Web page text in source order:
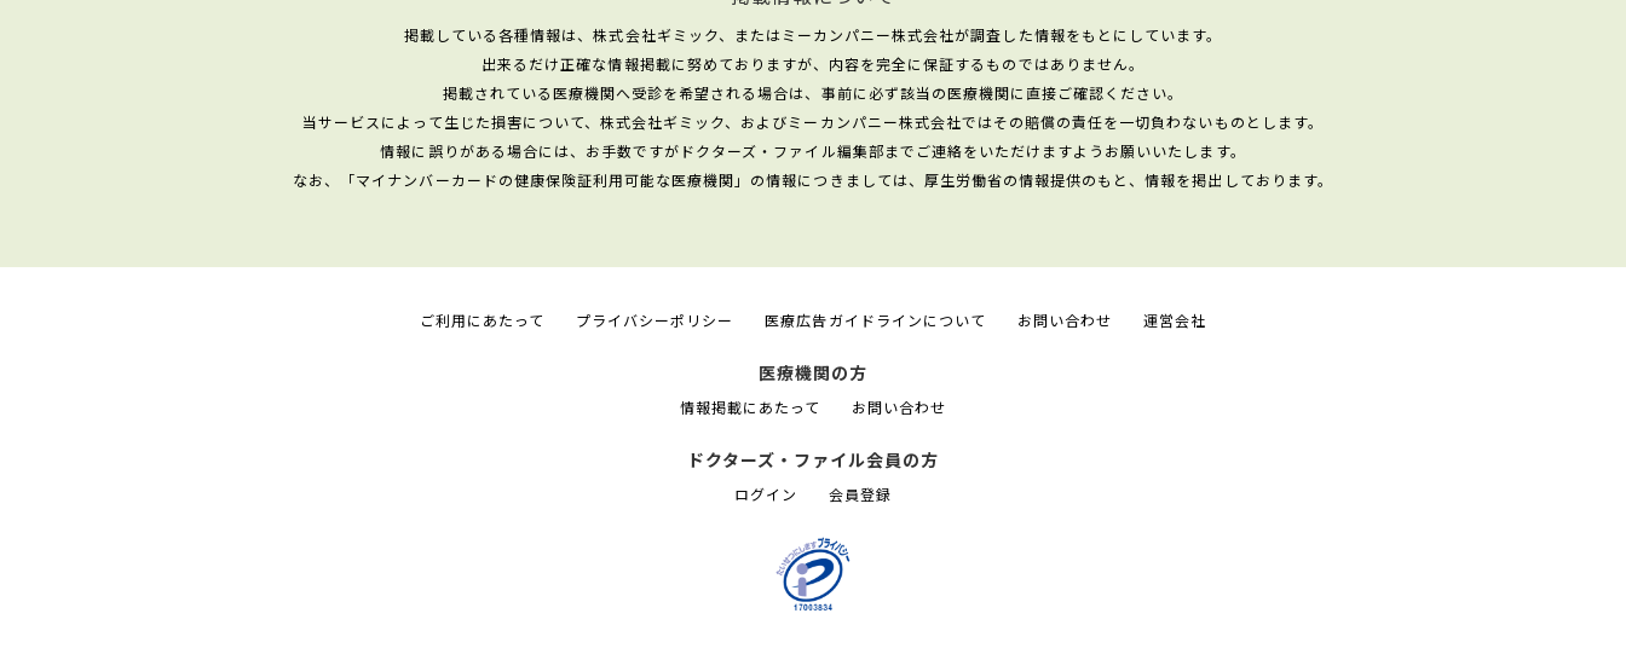
掲載している各種情報は、株式会社ギミック、またはミーカンパニー株式会社が調査した情報をもとにしています。
出来るだけ正確な情報掲載に努めておりますが、内容を完全に保証するものではありません。
掲載されている医療機関へ受診を希望される場合は、事前に必ず該当の医療機関に直接ご確認ください。
当サービスによって生じた損害について、株式会社ギミック、およびミーカンパニー株式会社ではその賠償の責任を一切負わないものとします。
情報に誤りがある場合には、お手数ですがドクターズ・ファイル編集部までご連絡をいただけますようお願いいたします。
なお、「マイナンバーカードの健康保険証利用可能な医療機関」の情報につきましては、厚生労働省の情報提供のもと、情報を掲出しております。
ご利用にあたって プライバシーポリシー 医療広告ガイドラインについて お問い合わせ 運営会社
医療機関の方
情報掲載にあたって お問い合わせ
ドクターズ・ファイル会員の方
ログイン 会員登録